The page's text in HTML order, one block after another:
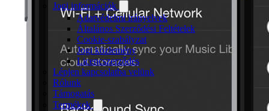
Jogi információk
Adatvédelmi irányelvek
Általános Szerződési Feltételek
Cookie-szabályzat
Jogi közlemény
Licencszerződés
Lépjen kapcsolatba velünk
Rólunk
Támogatás
Termékek